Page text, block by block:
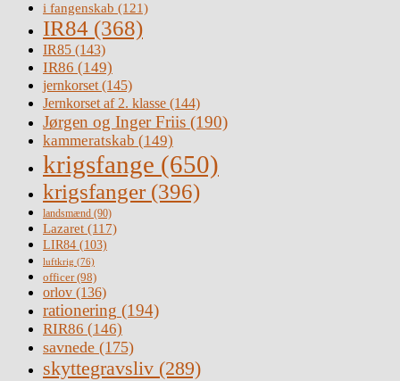
i fangenskab (121)
IR84 (368)
IR85 (143)
IR86 (149)
jernkorset(145)
Jernkorset af 2. klasse (144)
Jørgen og Inger Friis (190)
kammeratskab (149)
krigsfange (650)
krigsfanger (396)
landsmænd (90)
Lazaret (117)
LIR84 (103)
luftkrig (76)
officer(98)
orlov (136)
rationering (194)
RIR86 (146)
savnede (175)
skyttegravsliv (289)